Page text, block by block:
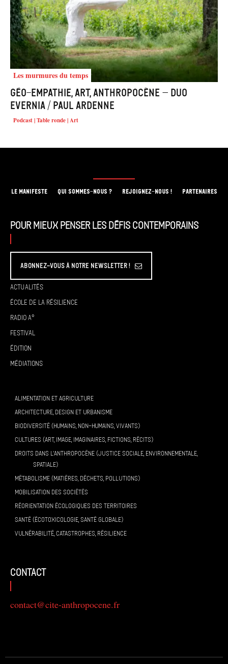
Les murmures du temps
Géo-empathie, art, anthropocène – Duo
Evernia / Paul Ardenne
Podcast | Table ronde | Art
LE MANIFESTE QUI SOMMES-NOUS ? REJOIGNEZ-NOUS ! PARTENAIRES
Pour mieux penser les défis contemporains
Abonnez-vous à Notre Newsletter !
Actualités
École de la résilience
Radio A°
Festival
Édition
Médiations
ALIMENTATION ET AGRICULTURE
ARCHITECTURE, DESIGN ET URBANISME
BIODIVERSITÉ (HUMAINS, NON-HUMAINS, VIVANTS)
CULTURES (ART, IMAGE, IMAGINAIRES, FICTIONS, RÉCITS)
DROITS DANS L’ANTHROPOCÈNE (JUSTICE SOCIALE, ENVIRONNEMENTALE,
SPATIALE)
MÉTABOLISME (MATIÈRES, DÉCHETS, POLLUTIONS)
MOBILISATION DES SOCIÉTÉS
RÉORIENTATION ÉCOLOGIQUES DES TERRITOIRES
SANTÉ (ÉCOTOXICOLOGIE, SANTÉ GLOBALE)
VULNÉRABILITÉ, CATASTROPHES, RÉSILIENCE
contact
contact@cite-anthropocene.fr